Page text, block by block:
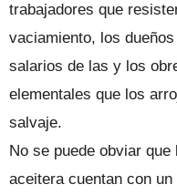
trabajadores que
vaciamiento, los
salarios de las y los
elementales que los
salvaje.
No se puede obviar
aceitera cuentan con